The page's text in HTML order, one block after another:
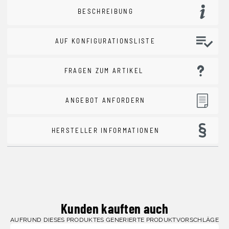
BESCHREIBUNG
AUF KONFIGURATIONSLISTE
FRAGEN ZUM ARTIKEL
ANGEBOT ANFORDERN
HERSTELLER INFORMATIONEN
Kunden kauften auch
AUFRUND DIESES PRODUKTES GENERIERTE PRODUKTVORSCHLÄGE